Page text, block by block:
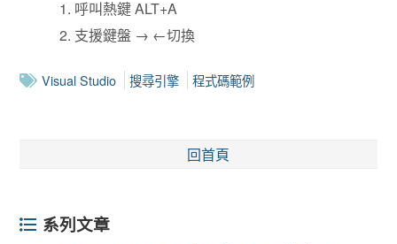
呼叫熱鍵 ALT+A
支援鍵盤 → ←切換
Visual Studio 搜尋引擎 程式碼範例
回首頁
系列文章